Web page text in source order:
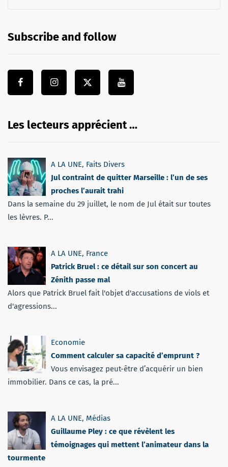
Subscribe and follow
Les lecteurs apprécient …
A LA UNE, Faits Divers
Jul contraint de quitter Marseille : l’un de ses
proches l’aurait trahi
Dans la semaine du 29 juillet, le nom de Jul était sur toutes
les lèvres. P...
A LA UNE, France
Patrick Bruel : ce détail sur son concert au
Zénith passe mal
Alors que Patrick Bruel fait l'objet d'accusations de viols et
d'agressions...
Economie
Comment calculer sa capacité d’emprunt ?
Vous envisagez peut-être d’acquérir un bien
immobilier. Dans ce cas, la pré...
A LA UNE, Médias
Guillaume Pley : ce que révèlent les
témoignages qui mettent l’animateur dans la
tourmente